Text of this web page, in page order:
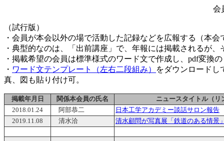
会
（試行版）
・会員が本会以外の場で活動した記録などを広報する（本会
・典型的なのは、「出前講座」で、年報には掲載されるが
・掲載希望の会員は標準様式のワード文で作成し、pdf変換
・ ワード文テンプレート（左右二段組み）
をダウンロードし
真、図も貼り付け可。
掲載年月日 関係本会員の氏名
ニュースタイトル（リ
2018.01.24
阿部恭二
日本工学アカデミー談話サロン報告
2019.11.08
清水洽 清水顧問が写真展「鉄道のある情景